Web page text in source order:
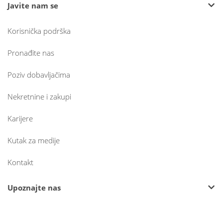
Javite nam se
Korisnička podrška
Pronađite nas
Poziv dobavljačima
Nekretnine i zakupi
Karijere
Kutak za medije
Kontakt
Upoznajte nas